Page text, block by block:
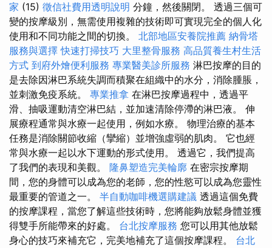
家 (15) 徵信社費用透明說明 分鐘，然後關閉。 透過三個可
變的按摩級別，無需使用複雜的技術即可實現完全的個人化
使用和不同功能之間的切換。 北部地區安養院推薦 納骨塔
服務與選擇 快速打掃技巧 大里整骨服務 高品質養生村生活
方式 到府外燴便利服務 專業醫美診所服務 淋巴按摩的目的
是去除因淋巴系統失調而積聚在組織中的水分，消除腫脹，
並刺激免疫系統。 專業推拿 在淋巴按摩過程中，透過平
滑、抽吸運動清空淋巴結，並加速清除停滯的淋巴液。 伸
展療程通常與水療一起使用，例如水療。 物理治療的基本
任務是消除關節收縮（攣縮）並增強虛弱的肌肉。 它也經
常與水療一起以水下運動的形式使用。 透過它，我們提高
了我們的表現和美觀。 隆鼻塑造完美輪廓 在密宗按摩期
間，您的身體可以成為您的老師，您的性慾可以成為您靈性
最重要的管道之一。 半自動咖啡機選購建議 透過這個免費
的按摩課程，當您了解這些技術時，您將能夠放鬆身體並獲
得雙手所能帶來的好處。 台北按摩服務 您可以用其他放鬆
身心的技巧來補充它，完美地補充了這個按摩課程。 台北